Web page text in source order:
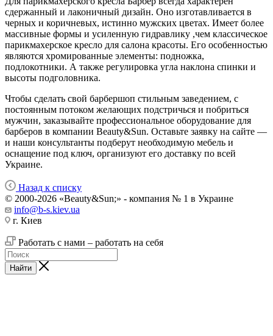
сдержанный и лаконичный дизайн. Оно изготавливается в
черных и коричневых, истинно мужских цветах. Имеет более
массивные формы и усиленную гидравлику ,чем классическое
парикмахерское кресло для салона красоты. Его особенностью
являются хромированные элементы: подножка,
подлокотники. А также регулировка угла наклона спинки и
высоты подголовника.
Чтобы сделать свой барбершоп стильным заведением, с
постоянным потоком желающих подстричься и побриться
мужчин, заказывайте профессиональное оборудование для
барберов в компании Beauty&Sun. Оставьте заявку на сайте —
и наши консультанты подберут необходимую мебель и
оснащение под ключ, организуют его доставку по всей
Украине.
Назад к списку
© 2000-2026 «Beauty&Sun;» - компания № 1 в Украине
info@b-s.kiev.ua
г. Киев
Работать с нами – работать на себя
Найти